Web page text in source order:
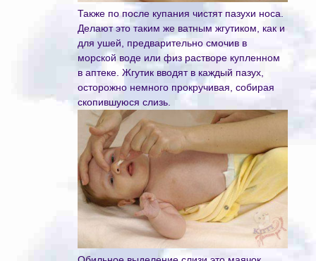
Также по после купания чистят пазухи носа.
Делают это таким же ватным жгутиком, как и
для ушей, предварительно смочив в
морской воде или физ растворе купленном
в аптеке. Жгутик вводят в каждый пазух,
осторожно немного прокручивая, собирая
скопившуюся слизь.